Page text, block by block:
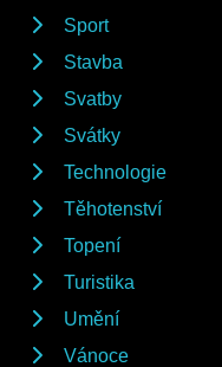
Sport
Stavba
Svatby
Svátky
Technologie
Těhotenství
Topení
Turistika
Umění
Vánoce